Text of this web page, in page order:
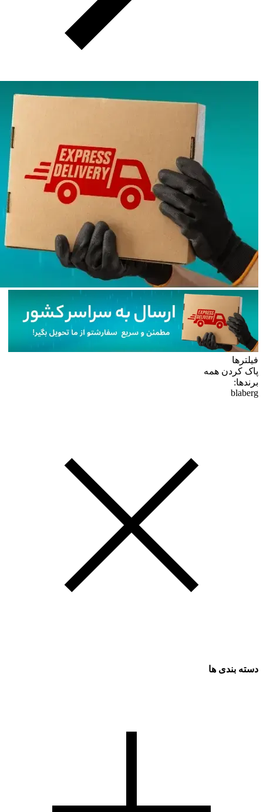
فیلترها
پاک کردن همه
برندها:
blaberg
دسته بندی ها